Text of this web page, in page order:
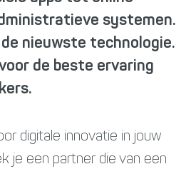
systemen.
nieuwste technologie.
de beste ervaring
digitale innovatie in jouw
je een partner die van een